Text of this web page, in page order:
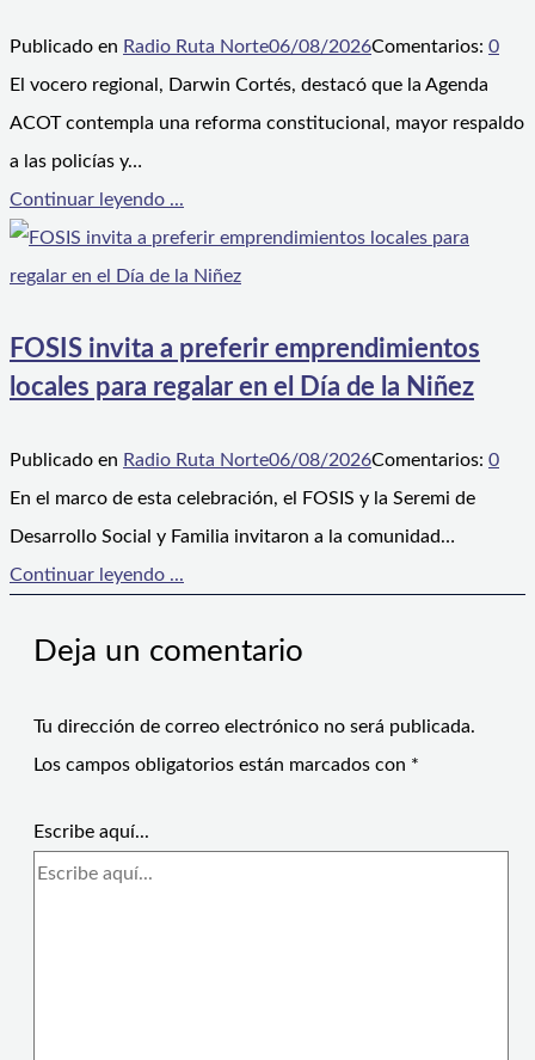
Publicado en Radio Ruta Norte06/08/2026Comentarios: 0
El vocero regional, Darwin Cortés, destacó que la Agenda
ACOT contempla una reforma constitucional, mayor respaldo
a las policías y…
Continuar leyendo ...
FOSIS invita a preferir emprendimientos
locales para regalar en el Día de la Niñez
Publicado en Radio Ruta Norte06/08/2026Comentarios: 0
En el marco de esta celebración, el FOSIS y la Seremi de
Desarrollo Social y Familia invitaron a la comunidad…
Continuar leyendo ...
Deja un comentario
Tu dirección de correo electrónico no será publicada.
Los campos obligatorios están marcados con *
Escribe aquí...